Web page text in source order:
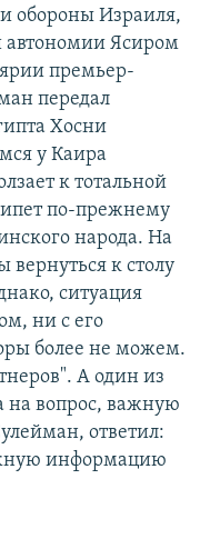
обороны Израиля,
автономии Ясиром
премьер-
передал
Хосни
у Каира
к тотальной
по-прежнему
народа. На
к столу
ситуация
ни с его
более не можем.
А один из
вопрос, важную
ответил:
информацию